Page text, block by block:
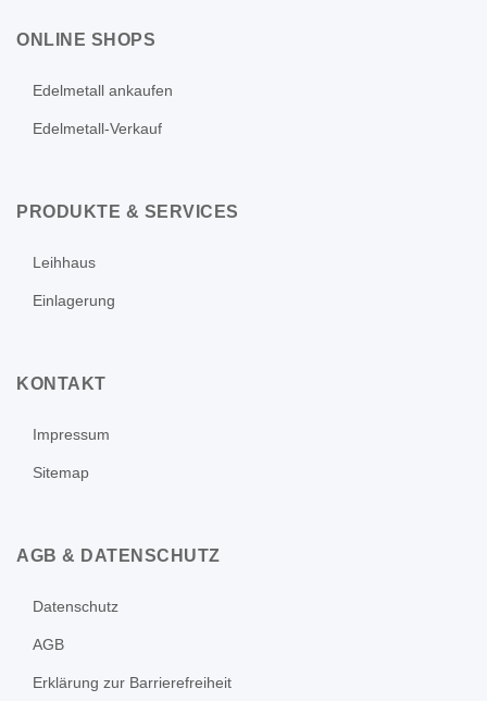
ONLINE SHOPS
Edelmetall ankaufen
Edelmetall-Verkauf
PRODUKTE & SERVICES
Leihhaus
Einlagerung
KONTAKT
Impressum
Sitemap
AGB & DATENSCHUTZ
Datenschutz
AGB
Erklärung zur Barrierefreiheit